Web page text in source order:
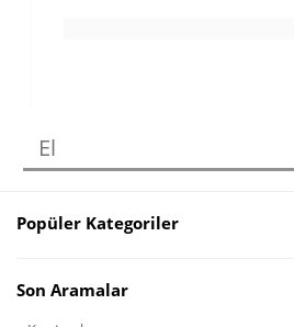
Whatsapp Hattı
Popüler Kategoriler
Son Aramalar